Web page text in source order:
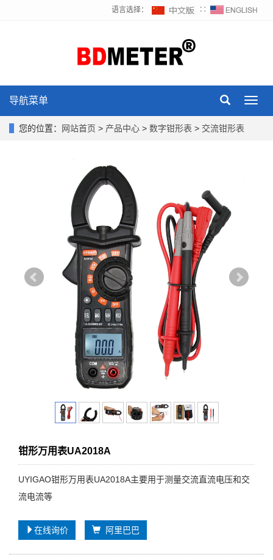
语言选择： ∷
导航菜单
您的位置： 网站首页 > 产品中心 > 数字钳形表 > 交流钳形表
钳形万用表UA2018A
UYIGAO钳形万用表UA2018A主要用于测量交流直流电压和交
流电流等
在线询价 阿里巴巴